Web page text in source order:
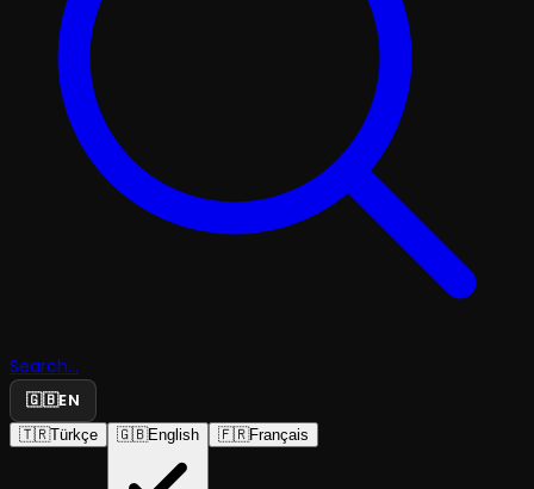
Search...
🇬🇧EN
🇹🇷Türkçe 🇬🇧English 🇫🇷Français